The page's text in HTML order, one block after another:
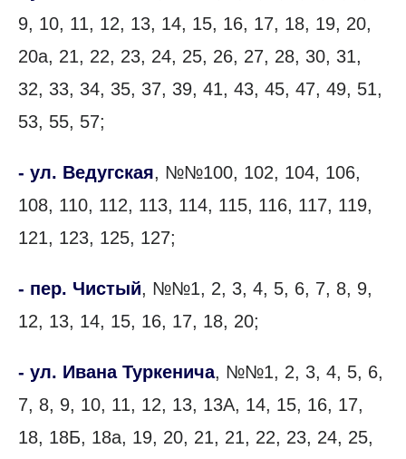
9, 10, 11, 12, 13, 14, 15, 16, 17, 18, 19, 20,
20а, 21, 22, 23, 24, 25, 26, 27, 28, 30, 31,
32, 33, 34, 35, 37, 39, 41, 43, 45, 47, 49, 51,
53, 55, 57;
- ул. Ведугская, №№100, 102, 104, 106,
108, 110, 112, 113, 114, 115, 116, 117, 119,
121, 123, 125, 127;
- пер. Чистый, №№1, 2, 3, 4, 5, 6, 7, 8, 9,
12, 13, 14, 15, 16, 17, 18, 20;
- ул. Ивана Туркенича, №№1, 2, 3, 4, 5, 6,
7, 8, 9, 10, 11, 12, 13, 13А, 14, 15, 16, 17,
18, 18Б, 18а, 19, 20, 21, 21, 22, 23, 24, 25,